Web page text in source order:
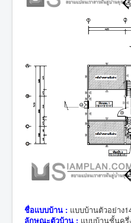
ชื่อแบบบ้าน : แบบบ้านตัวอย่าง
ลักษณะตัวบ้าน : แบบบ้านชั้นครึ่